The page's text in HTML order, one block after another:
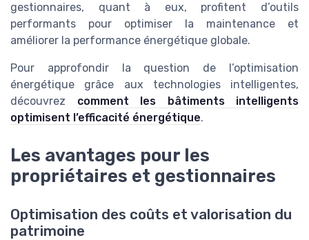
gestionnaires, quant à eux, profitent d’outils
performants pour optimiser la maintenance et
améliorer la performance énergétique globale.
Pour approfondir la question de l’optimisation
énergétique grâce aux technologies intelligentes,
découvrez comment les bâtiments intelligents
optimisent l’efficacité énergétique.
Les avantages pour les
propriétaires et gestionnaires
Optimisation des coûts et valorisation du
patrimoine